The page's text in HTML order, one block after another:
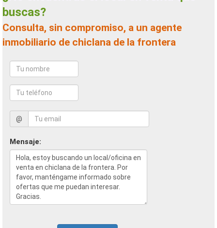
buscas?
Consulta, sin compromiso, a un agente
inmobiliario de chiclana de la frontera
@
Mensaje: